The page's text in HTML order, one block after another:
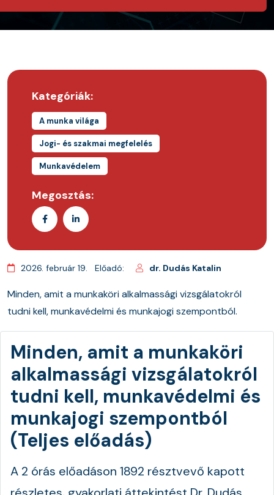
Kategóriák:
A munka világa
Jogi- és szakmai megfelelés
Munkavédelem
Megosztás:
2026. február 19. Előadó: dr. Dudás Katalin
Minden, amit a munkaköri alkalmassági vizsgálatokról
tudni kell, munkavédelmi és munkajogi szempontból.
Minden, amit a munkaköri
alkalmassági vizsgálatokról
tudni kell, munkavédelmi és
munkajogi szempontból
(Teljes előadás)
A 2 órás előadáson 1892 résztvevő kapott